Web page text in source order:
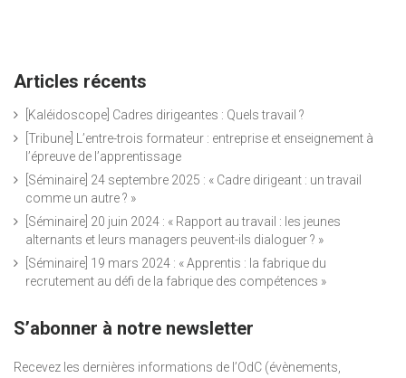
Articles récents
[Kaléidoscope] Cadres dirigeantes : Quels travail ?
[Tribune] L’entre-trois formateur : entreprise et enseignement à
l’épreuve de l’apprentissage
[Séminaire] 24 septembre 2025 : « Cadre dirigeant : un travail
comme un autre ? »
[Séminaire] 20 juin 2024 : « Rapport au travail : les jeunes
alternants et leurs managers peuvent-ils dialoguer ? »
[Séminaire] 19 mars 2024 : « Apprentis : la fabrique du
recrutement au défi de la fabrique des compétences »
S’abonner à notre newsletter
Recevez les dernières informations de l’OdC (évènements,